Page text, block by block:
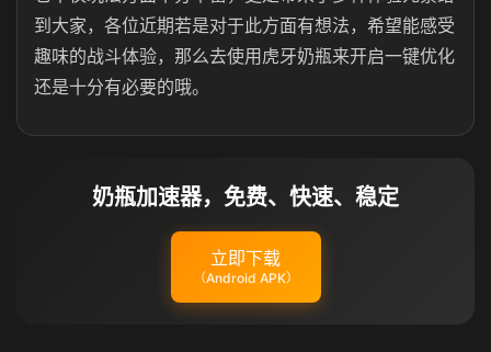
到大家，各位近期若是对于此方面有想法，希望能感受
趣味的战斗体验，那么去使用虎牙奶瓶来开启一键优化
还是十分有必要的哦。
奶瓶加速器，免费、快速、稳定
立即下载
（Android APK）